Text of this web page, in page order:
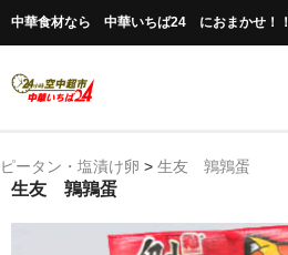
中華食材なら 中華いちば24 におまかせ！！
ホーム
ピータン・塩漬け卵 > 生友 鶉鶉蛋
生友 鶉鶉蛋